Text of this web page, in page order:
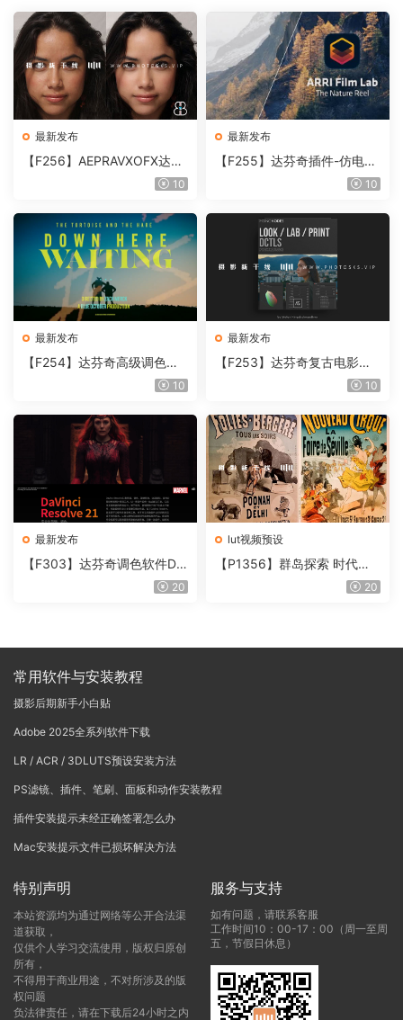
最新发布
【F256】AEPRAVXOFX达芬
奇视频人像磨皮润肤美颜插件
10
最新发布
【F255】达芬奇插件-仿电影
胶片视频调色插件 ARRI Film
10
最新发布
【F254】达芬奇高级调色插
件 Contour V2.2.2 WinMac10
最新发布
【F253】达芬奇复古电影胶
片质感DCTL节点调色预设 M
T V4.0
10
最新发布
【F303】达芬奇调色软件Da
Vinci Resolve Studio21.0.320
lut视频预设
【P1356】群岛探索 时代马
戏团 – QUEST 60 调色预设A
20
常用软件与安装教程
摄影后期新手小白贴
Adobe 2025全系列软件下载
LR / ACR / 3DLUTS预设安装方法
PS滤镜、插件、笔刷、面板和动作安装教程
插件安装提示未经正确签署怎么办
Mac安装提示文件已损坏解决方法
特别声明
本站资源均为通过网络等公开合法渠
道获取，
仅供个人学习交流使用，版权归原创
所有，
不得用于商业用途，不对所涉及的版
权问题
负法律责任，请在下载后24小时之内
服务与支持
如有问题，请联系客服
工作时间10：00-17：00（周一至周
五，节假日休息）